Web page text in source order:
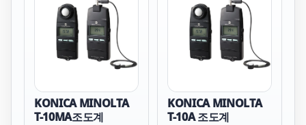
KONICA MINOLTA
T-10MA조도계
KONICA MINOLTA
T-10A 조도계